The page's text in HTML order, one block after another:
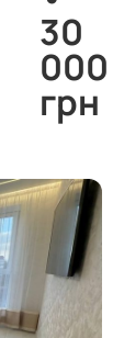
30
000
грн